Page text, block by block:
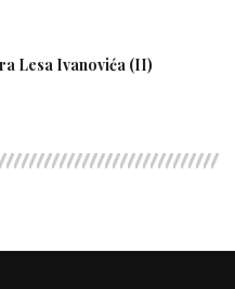
Lesa Ivanovića (II)